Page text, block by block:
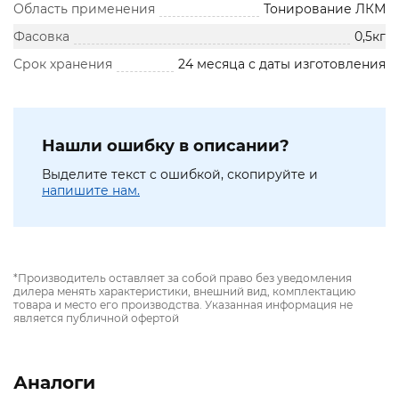
Область применения
Тонирование ЛКМ
Фасовка
0,5кг
Срок хранения
24 месяца с даты изготовления
Нашли ошибку в описании?
Выделите текст с ошибкой, скопируйте и
напишите нам.
*Производитель оставляет за собой право без уведомления
дилера менять характеристики, внешний вид, комплектацию
товара и место его производства. Указанная информация не
является публичной офертой
Аналоги